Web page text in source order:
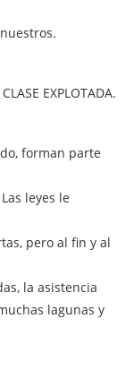
EXPLOTADA.
forman parte
leyes le
pero al fin y al
la asistencia
lagunas y